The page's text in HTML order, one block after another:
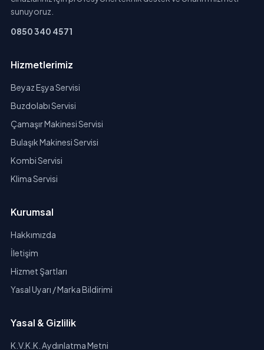
sunuyoruz.
0850 340 4571
Hizmetlerimiz
Beyaz Eşya Servisi
Buzdolabı Servisi
Çamaşır Makinesi Servisi
Bulaşık Makinesi Servisi
Kombi Servisi
Klima Servisi
Kurumsal
Hakkımızda
İletişim
Hizmet Şartları
Yasal Uyarı / Marka Bildirimi
Yasal & Gizlilik
K.V.K.K. Aydınlatma Metni